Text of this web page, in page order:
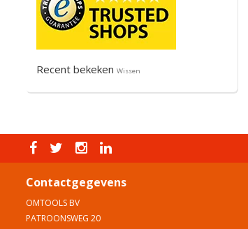
Recent bekeken Wissen
Contactgegevens
OMTOOLS BV
PATROONSWEG 20